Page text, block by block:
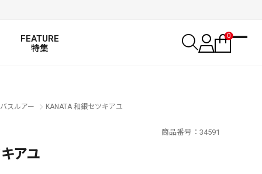
FEATURE
特集
0
バスルアー KANATA 和銀セツキアユ
商品番号 34591
アユ